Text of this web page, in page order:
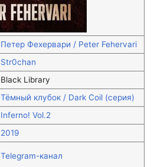
Петер Фехервари / Peter Fehervari
Str0chan
Black Library
Тёмный клубок / Dark Coil (серия)
Inferno! Vol.2
2019
Telegram-канал